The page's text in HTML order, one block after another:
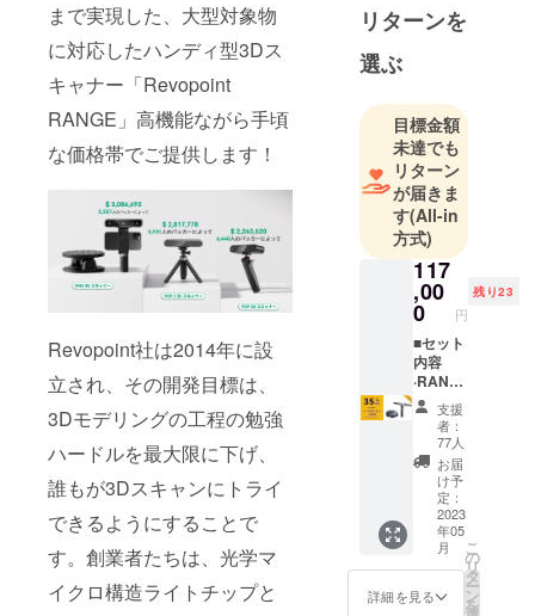
まで実現した、大型対象物
に対応したハンディ型3Dス
キャナー「Revopoint
RANGE」高機能ながら手頃
な価格帯でご提供します！
Revopoint社は2014年に設
立され、その開発目標は、
3Dモデリングの工程の勉強
ハードルを最大限に下げ、
誰もが3Dスキャンにトライ
できるようにすることで
す。創業者たちは、光学マ
イクロ構造ライトチップと
す。創業
チームは、
香港理工大
学
（PolyU）、
マサチュー
セッツ工科
大学
（MIT）、西
安交通大学
（XJTU）な
ど、国際的
に著名な研
究機関の博
士号を持つ
専門家より
構成された
精鋭グルー
プです。強
力なソフト
ウェアやア
により、弊
リターンを
選ぶ
目標金額
未達でも
リターン
が届きま
す(All-in
方式)
117
,00
0 円
残り23
■セット
内容
·RANG
E 3Dス
キャ
ナーx1 ·
大型
ターン
テーブ
ルx1 ■
付属品 ·
スマー
トフォ
ンホル
ダーx1 ·
支援
者：
77人
お届
け予
定：
2023
年05
月
詳細を見る
こ
の
リ
タ
ー
ン
を